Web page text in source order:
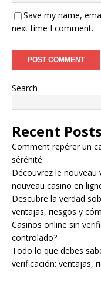
Save my name,
next time I comment.
Search
Recent Posts
Comment repérer un
sérénité
Découvrez le nouveau
nouveau casino en
Descubre la verdad
ventajas, riesgos y
Casinos online sin
controlado?
Todo lo que debes
verificación: ventajas,